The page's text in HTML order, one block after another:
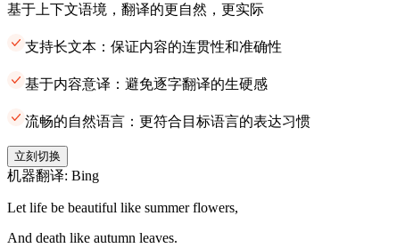
基于上下文语境，翻译的更自然，更实际
支持长文本：保证内容的连贯性和准确性
基于内容意译：避免逐字翻译的生硬感
流畅的自然语言：更符合目标语言的表达习惯
立刻切换
机器翻译: Bing
Let life be beautiful like summer flowers,
And death like autumn leaves.